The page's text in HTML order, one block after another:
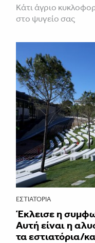
Κάτι άγριο
στο ψυγείο σας
ΕΣΤΙΑΤΌΡΙΑ
Έκλεισε η
Αυτή είναι η
τα εστιατόρια/